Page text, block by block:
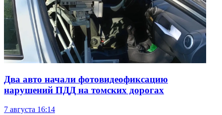
Два авто начали фотовидеофиксацию
нарушений ПДД на томских дорогах
7 августа 16:14